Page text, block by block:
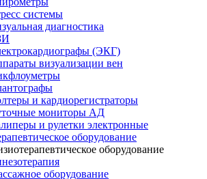
системы
диагностика
(ЭКГ)
визуализации вен
и кардиорегистраторы
мониторы АД
и рулетки электронные
оборудование
оборудование
оборудование